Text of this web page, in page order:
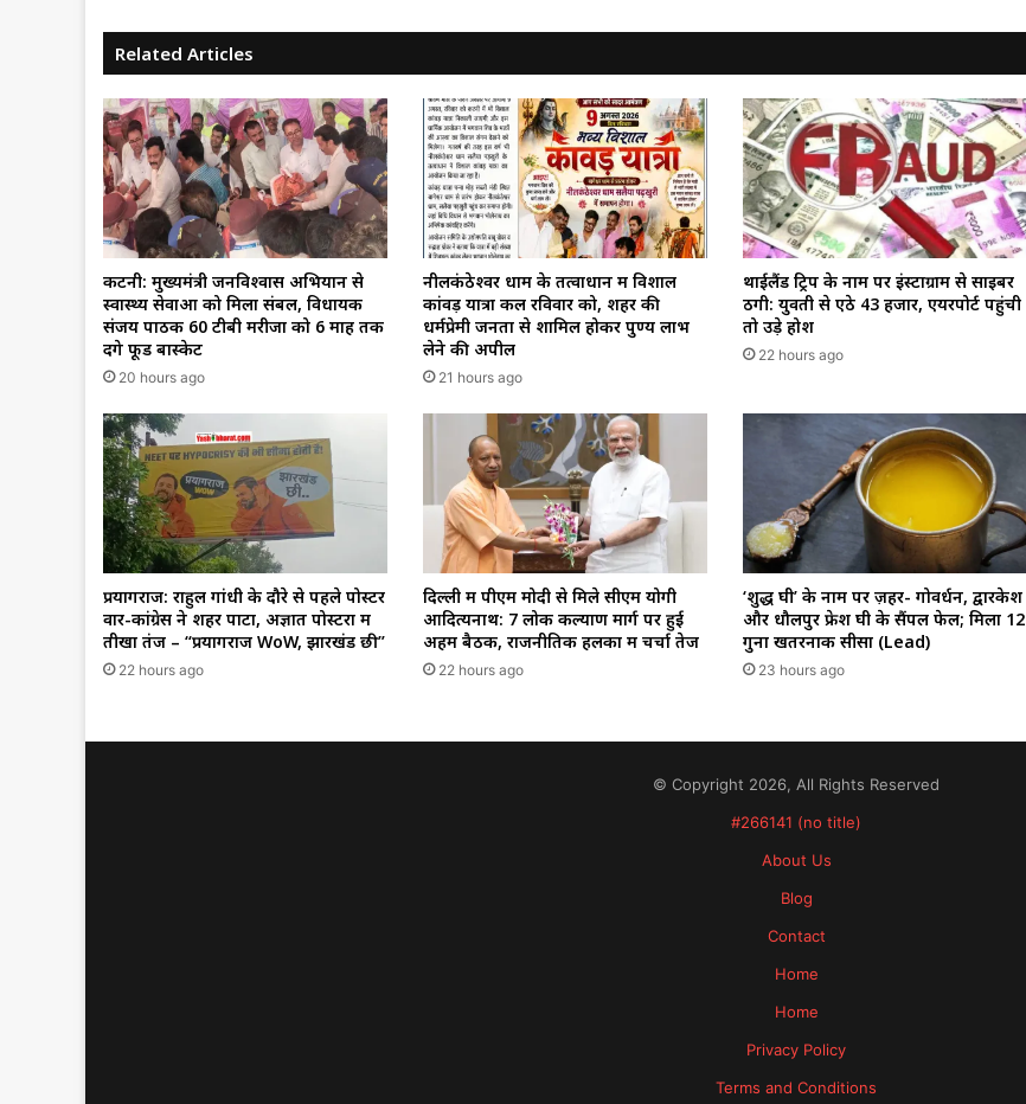
Related Articles
कटनी: मुख्यमंत्री जनविश्वास अभियान से
स्वास्थ्य सेवाओं को मिला संबल, विधायक
संजय पाठक 60 टीबी मरीजों को 6 माह तक
देंगे फूड बास्केट
20 hours ago
नीलकंठेश्वर धाम के तत्वाधान में विशाल
कांवड़ यात्रा कल रविवार को, शहर की
धर्मप्रेमी जनता से शामिल होकर पुण्य लाभ
लेने की अपील
21 hours ago
थाईलैंड ट्रिप के नाम पर इंस्टाग्राम से साइबर
ठगी: युवती से ऐंठे ₹43 हजार, एयरपोर्ट पहुंची
तो उड़े होश
22 hours ago
प्रयागराज: राहुल गांधी के दौरे से पहले पोस्टर
वार-कांग्रेस ने शहर पाटा, अज्ञात पोस्टरों में
तीखा तंज – “प्रयागराज WoW, झारखंड छी”
22 hours ago
दिल्ली में पीएम मोदी से मिले सीएम योगी
आदित्यनाथ: 7 लोक कल्याण मार्ग पर हुई
अहम बैठक, राजनीतिक हलकों में चर्चा तेज
22 hours ago
‘शुद्ध घी’ के नाम पर ज़हर- गोवर्धन, द्वारकेश
और धौलपुर फ्रेश घी के सैंपल फेल; मिला 12
गुना खतरनाक सीसा (Lead)
23 hours ago
© Copyright 2026, All Rights Reserved
#266141 (no title)
About Us
Blog
Contact
Home
Home
Privacy Policy
Terms and Conditions